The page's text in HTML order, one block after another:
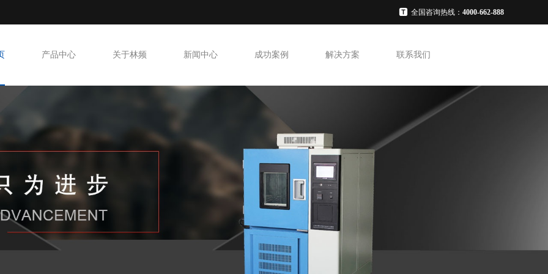
全国咨询热线： 4000-662-888
产品中心 关于林频 新闻中心 成功案例 解决方案 联系我们